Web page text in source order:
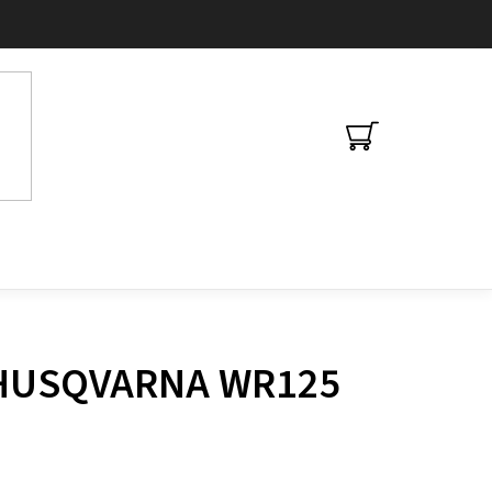
NÁKUPNÍ
WR125